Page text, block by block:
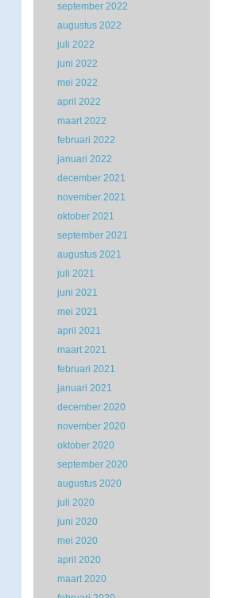
september 2022
augustus 2022
juli 2022
juni 2022
mei 2022
april 2022
maart 2022
februari 2022
januari 2022
december 2021
november 2021
oktober 2021
september 2021
augustus 2021
juli 2021
juni 2021
mei 2021
april 2021
maart 2021
februari 2021
januari 2021
december 2020
november 2020
oktober 2020
september 2020
augustus 2020
juli 2020
juni 2020
mei 2020
april 2020
maart 2020